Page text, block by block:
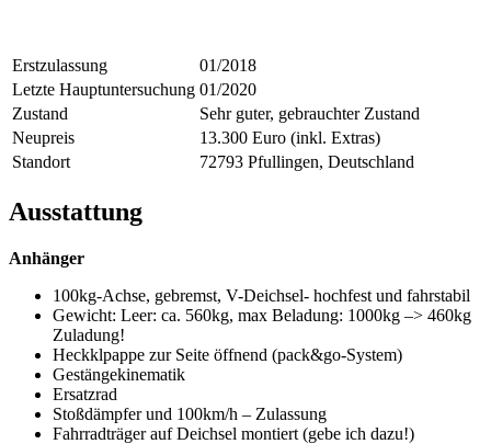
Erstzulassung
01/2018
Letzte Hauptuntersuchung 01/2020
Zustand
Sehr guter, gebrauchter Zustand
Neupreis
13.300 Euro (inkl. Extras)
Standort
72793 Pfullingen, Deutschland
Ausstattung
Anhänger
100kg-Achse, gebremst, V-Deichsel- hochfest und fahrstabil
Gewicht: Leer: ca. 560kg, max Beladung: 1000kg –> 460kg
Zuladung!
Heckklpappe zur Seite öffnend (pack&go-System)
Gestängekinematik
Ersatzrad
Stoßdämpfer und 100km/h – Zulassung
Fahrradträger auf Deichsel montiert (gebe ich dazu!)